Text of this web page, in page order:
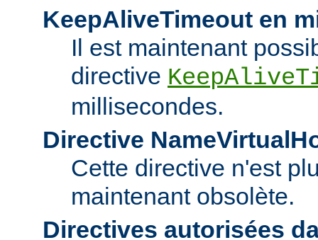
KeepAliveTimeout en
Il est maintenant
directive
millisecondes.
Directive
Cette directive n'est
maintenant obsolète.
Directives autorisées